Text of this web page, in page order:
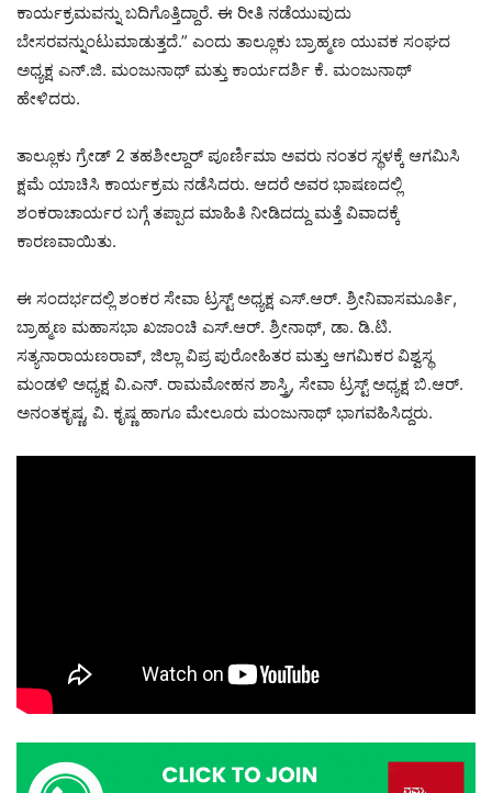
ಕಾರ್ಯಕ್ರಮವನ್ನು ಬದಿಗೊತ್ತಿದ್ದಾರೆ. ಈ ರೀತಿ ನಡೆಯುವುದು
ಬೇಸರವನ್ನುಂಟುಮಾಡುತ್ತದೆ.” ಎಂದು ತಾಲ್ಲೂಕು ಬ್ರಾಹ್ಮಣ ಯುವಕ ಸಂಘದ
ಅಧ್ಯಕ್ಷ ಎನ್.ಜಿ. ಮಂಜುನಾಥ್ ಮತ್ತು ಕಾರ್ಯದರ್ಶಿ ಕೆ. ಮಂಜುನಾಥ್
ಹೇಳಿದರು.
ತಾಲ್ಲೂಕು ಗ್ರೇಡ್ 2 ತಹಶೀಲ್ದಾರ್ ಪೂರ್ಣಿಮಾ ಅವರು ನಂತರ ಸ್ಥಳಕ್ಕೆ ಆಗಮಿಸಿ
ಕ್ಷಮೆ ಯಾಚಿಸಿ ಕಾರ್ಯಕ್ರಮ ನಡೆಸಿದರು. ಆದರೆ ಅವರ ಭಾಷಣದಲ್ಲಿ
ಶಂಕರಾಚಾರ್ಯರ ಬಗ್ಗೆ ತಪ್ಪಾದ ಮಾಹಿತಿ ನೀಡಿದದ್ದು ಮತ್ತೆ ವಿವಾದಕ್ಕೆ
ಕಾರಣವಾಯಿತು.
ಈ ಸಂದರ್ಭದಲ್ಲಿ ಶಂಕರ ಸೇವಾ ಟ್ರಸ್ಟ್ ಅಧ್ಯಕ್ಷ ಎಸ್.ಆರ್. ಶ್ರೀನಿವಾಸಮೂರ್ತಿ,
ಬ್ರಾಹ್ಮಣ ಮಹಾಸಭಾ ಖಜಾಂಚಿ ಎಸ್.ಆರ್. ಶ್ರೀನಾಥ್, ಡಾ. ಡಿ.ಟಿ.
ಸತ್ಯನಾರಾಯಣರಾವ್, ಜಿಲ್ಲಾ ವಿಪ್ರ ಪುರೋಹಿತರ ಮತ್ತು ಆಗಮಿಕರ ವಿಶ್ವಸ್ಥ
ಮಂಡಳಿ ಅಧ್ಯಕ್ಷ ವಿ.ಎನ್. ರಾಮಮೋಹನ ಶಾಸ್ತ್ರಿ, ಸೇವಾ ಟ್ರಸ್ಟ್ ಅಧ್ಯಕ್ಷ ಬಿ.ಆರ್.
ಅನಂತಕೃಷ್ಣ, ವಿ. ಕೃಷ್ಣ ಹಾಗೂ ಮೇಲೂರು ಮಂಜುನಾಥ್ ಭಾಗವಹಿಸಿದ್ದರು.